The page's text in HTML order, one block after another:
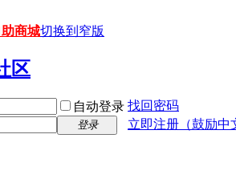
商城切换到窄版
自动登录 找回密码
登录 立即注册（鼓励中